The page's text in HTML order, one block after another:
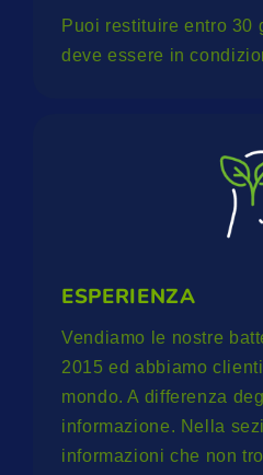
Puoi restituire entro 30
deve essere in
ESPERIENZA
Vendiamo le nostre
2015 ed abbiamo
mondo. A differenza
informazione. Nella
informazioni che non